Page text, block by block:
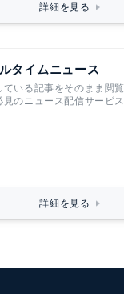
詳細を見る
タイムニュース
ている記事をそのまま閲覧
のニュース配信サービス
詳細を見る